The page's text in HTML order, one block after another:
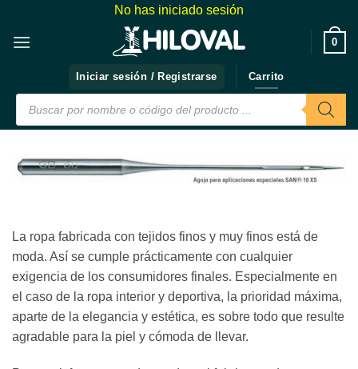
contenido
No has iniciado sesión
0
Iniciar sesión / Registrarse Carrito
Búsqueda
La ropa fabricada con tejidos finos y muy finos está de
moda. Así se cumple prácticamente con cualquier
exigencia de los consumidores finales. Especialmente en
el caso de la ropa interior y deportiva, la prioridad máxima,
aparte de la elegancia y estética, es sobre todo que resulte
agradable para la piel y cómoda de llevar.